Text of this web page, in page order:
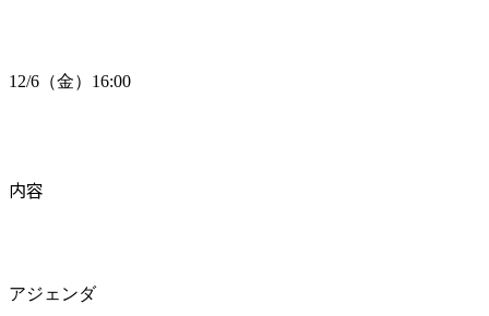
12/6（金）16:00
内容
アジェンダ